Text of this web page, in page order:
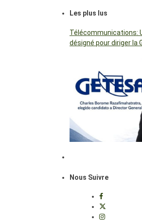
Les plus lus
Télécommunications:
désigné pour diriger la
Nous Suivre